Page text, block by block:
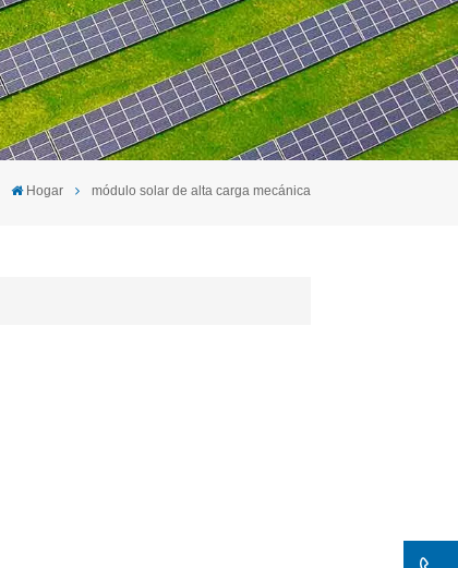
Italiano
Español
Hogar módulo solar de alta carga mecánica